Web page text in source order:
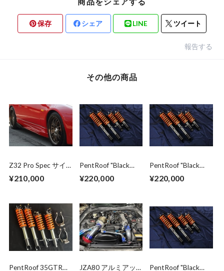
保存 シェア LINE ツイート
報告する
その他の商品
Z32 Pro Spec サイ
ッター (2seat)
¥210,000
PentRoof "Black
kit for Mark II
¥220,000
PentRoof "Black
kit for
¥220,000
PentRoof 35GTR
JZA80 アルミアッ
PentRoof "Black